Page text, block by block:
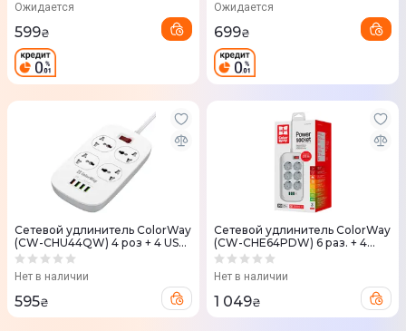
Ожидается
599₴
Ожидается
699₴
Сетевой удлинитель ColorWay
(CW-CHU44QW) 4 роз + 4 USB
(1QC3.0 + 3 AUTO ID)
Нет в наличии
595₴
Сетевой удлинитель ColorWay
(CW-CHE64PDW) 6 раз. + 4
USB (Type-C PD20W + 3USB
Нет в наличии
1 049₴